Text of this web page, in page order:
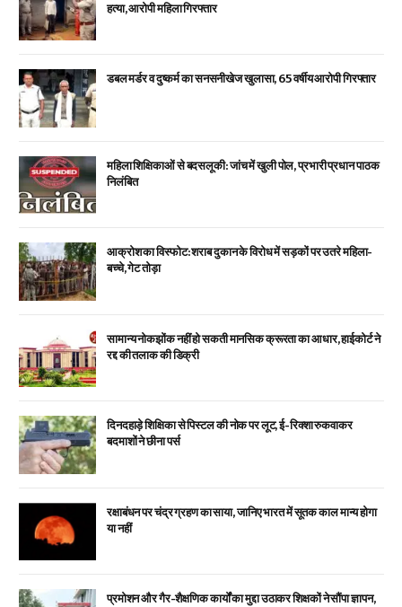
हत्या, आरोपी महिला गिरफ्तार
डबल मर्डर व दुष्कर्म का सनसनीखेज खुलासा, 65 वर्षीय आरोपी गिरफ्तार
महिला शिक्षिकाओं से बदसलूकी: जांच में खुली पोल, प्रभारी प्रधान पाठक
निलंबित
आक्रोश का विस्फोट: शराब दुकान के विरोध में सड़कों पर उतरे महिला-
बच्चे, गेट तोड़ा
सामान्य नोकझोंक नहीं हो सकती मानसिक क्रूरता का आधार, हाईकोर्ट ने
रद्द की तलाक की डिक्री
दिनदहाड़े शिक्षिका से पिस्टल की नोक पर लूट, ई-रिक्शा रुकवाकर
बदमाशों ने छीना पर्स
रक्षाबंधन पर चंद्र ग्रहण का साया, जानिए भारत में सूतक काल मान्य होगा
या नहीं
प्रमोशन और गैर-शैक्षणिक कार्यों का मुद्दा उठाकर शिक्षकों ने सौंपा ज्ञापन,